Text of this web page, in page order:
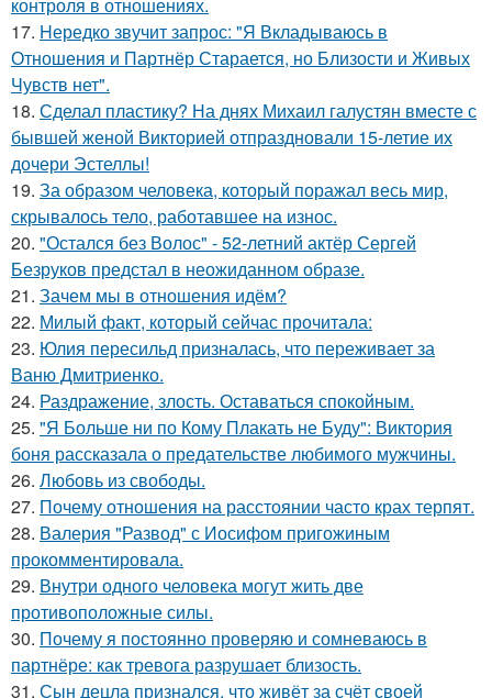
17. Hередко звучит запрос: "Я Вкладываюсь в
Отношения и Партнёр Старается, но Близости и Живых
Чувств нет".
18. Сделал пластику? На днях Михаил галустян вместе с
бывшей женой Викторией отпраздновали 15-летие их
дочери Эстеллы!
19. За образом человека, который поражал весь мир,
скрывалось тело, работавшее на износ.
20. "Остался без Волос" - 52-летний актёр Сергей
Безруков предстал в неожиданном образе.
21. Зачем мы в отношения идём?
22. Милый факт, который сейчас прочитала:
23. Юлия пересильд призналась, что переживает за
Ваню Дмитриенко.
24. Раздражение, злость. Оставаться спокойным.
25. "Я Больше ни по Кому Плакать не Буду": Виктория
боня рассказала о предательстве любимого мужчины.
26. Любовь из свободы.
27. Почему отношения на расстоянии часто крах терпят.
28. Валерия "Развод" с Иосифом пригожиным
прокомментировала.
29. Внутри одного человека могут жить две
противоположные силы.
30. Почему я постоянно проверяю и сомневаюсь в
партнёре: как тревога разрушает близость.
31. Сын децла признался, что живёт за счёт своей